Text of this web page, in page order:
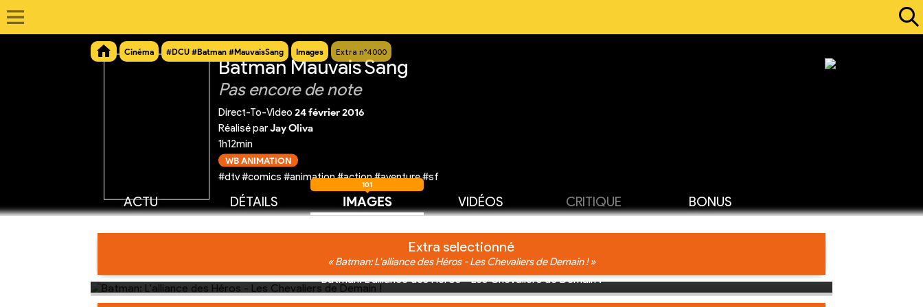
Cinéma #DCU #Batman #MauvaisSang Images Extra n°4000
Batman Mauvais Sang
Pas encore de note
Direct-To-Video 24 février 2016
Réalisé parJay Oliva
1h12min
WB ANIMATION
#dtv #comics #animation #action #aventure #sf
ACTU DÉTAILS IMAGES
101
VIDÉOS CRITIQUE BONUS
Extra selectionné
« Batman: L'alliance des Héros - Les Chevaliers de Demain ! »
Batman: L'alliance des Héros - Les Chevaliers de Demain !